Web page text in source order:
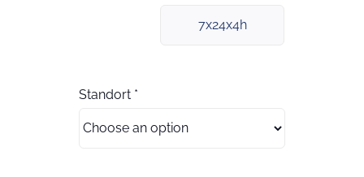
7x24x4h
Standort *